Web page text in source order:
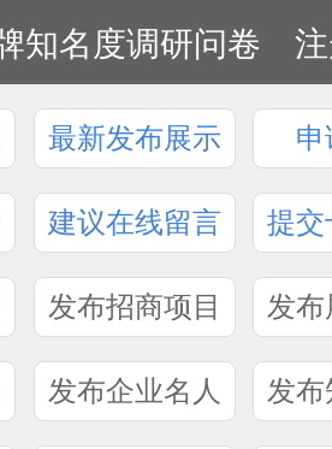
知名度调研问卷
最新发布展示 申
建议在线留言 提交
发布招商项目 发
发布企业名人 发